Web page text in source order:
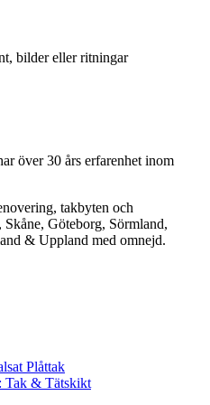
bilder eller ritningar
över 30 års erfarenhet inom
takbyten och
Göteborg, Sörmland,
& Uppland med omnejd.
Plåttak
Tak & Tätskikt